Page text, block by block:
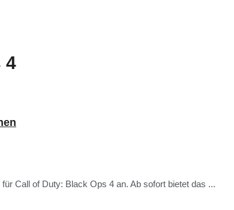
4
Call of Duty: Black Ops 4 an. Ab sofort bietet das ...